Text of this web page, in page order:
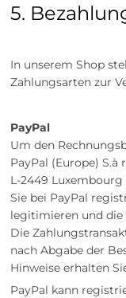
5.
In unserem Shop
Zahlungsarten zur
PayPal
Um den
PayPal (Europe) S.à
L-2449 Luxembourg
Sie bei PayPal
legitimieren und die
Die
nach Abgabe der
Hinweise erhalten
PayPal kann